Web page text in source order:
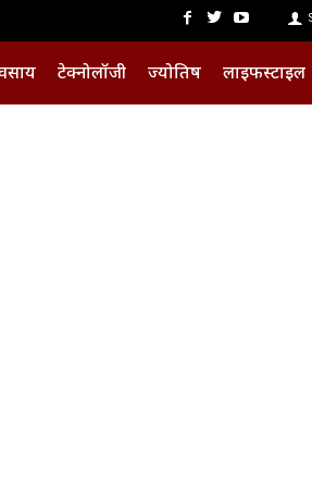
टेक्नोलॉजी ज्योतिष लाइफस्टाइल